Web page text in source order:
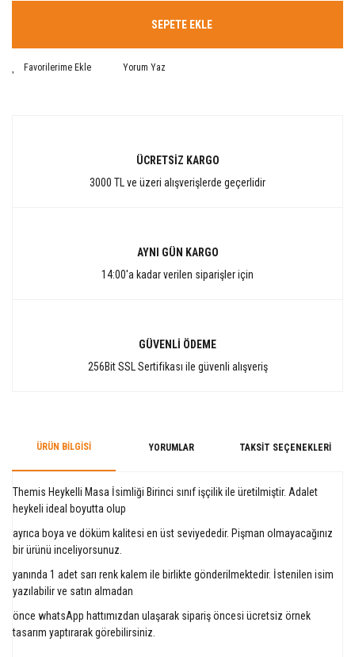
SEPETE EKLE
Yorum Yaz
ÜCRETSİZ KARGO
3000 TL ve üzeri alışverişlerde geçerlidir
AYNI GÜN KARGO
14:00'a kadar verilen siparişler için
GÜVENLİ ÖDEME
256Bit SSL Sertifikası ile güvenli alışveriş
ÜRÜN BILGISI YORUMLAR TAKSIT SEÇENEKLERI
Themis Heykelli Masa İsimliği Birinci sınıf işçilik ile üretilmiştir. Adalet
heykeli ideal boyutta olup
ayrıca boya ve döküm kalitesi en üst seviyededir. Pişman olmayacağınız
bir ürünü inceliyorsunuz.
yanında 1 adet sarı renk kalem ile birlikte gönderilmektedir. İstenilen isim
yazılabilir ve satın almadan
önce whatsApp hattımızdan ulaşarak sipariş öncesi ücretsiz örnek
tasarım yaptırarak görebilirsiniz.